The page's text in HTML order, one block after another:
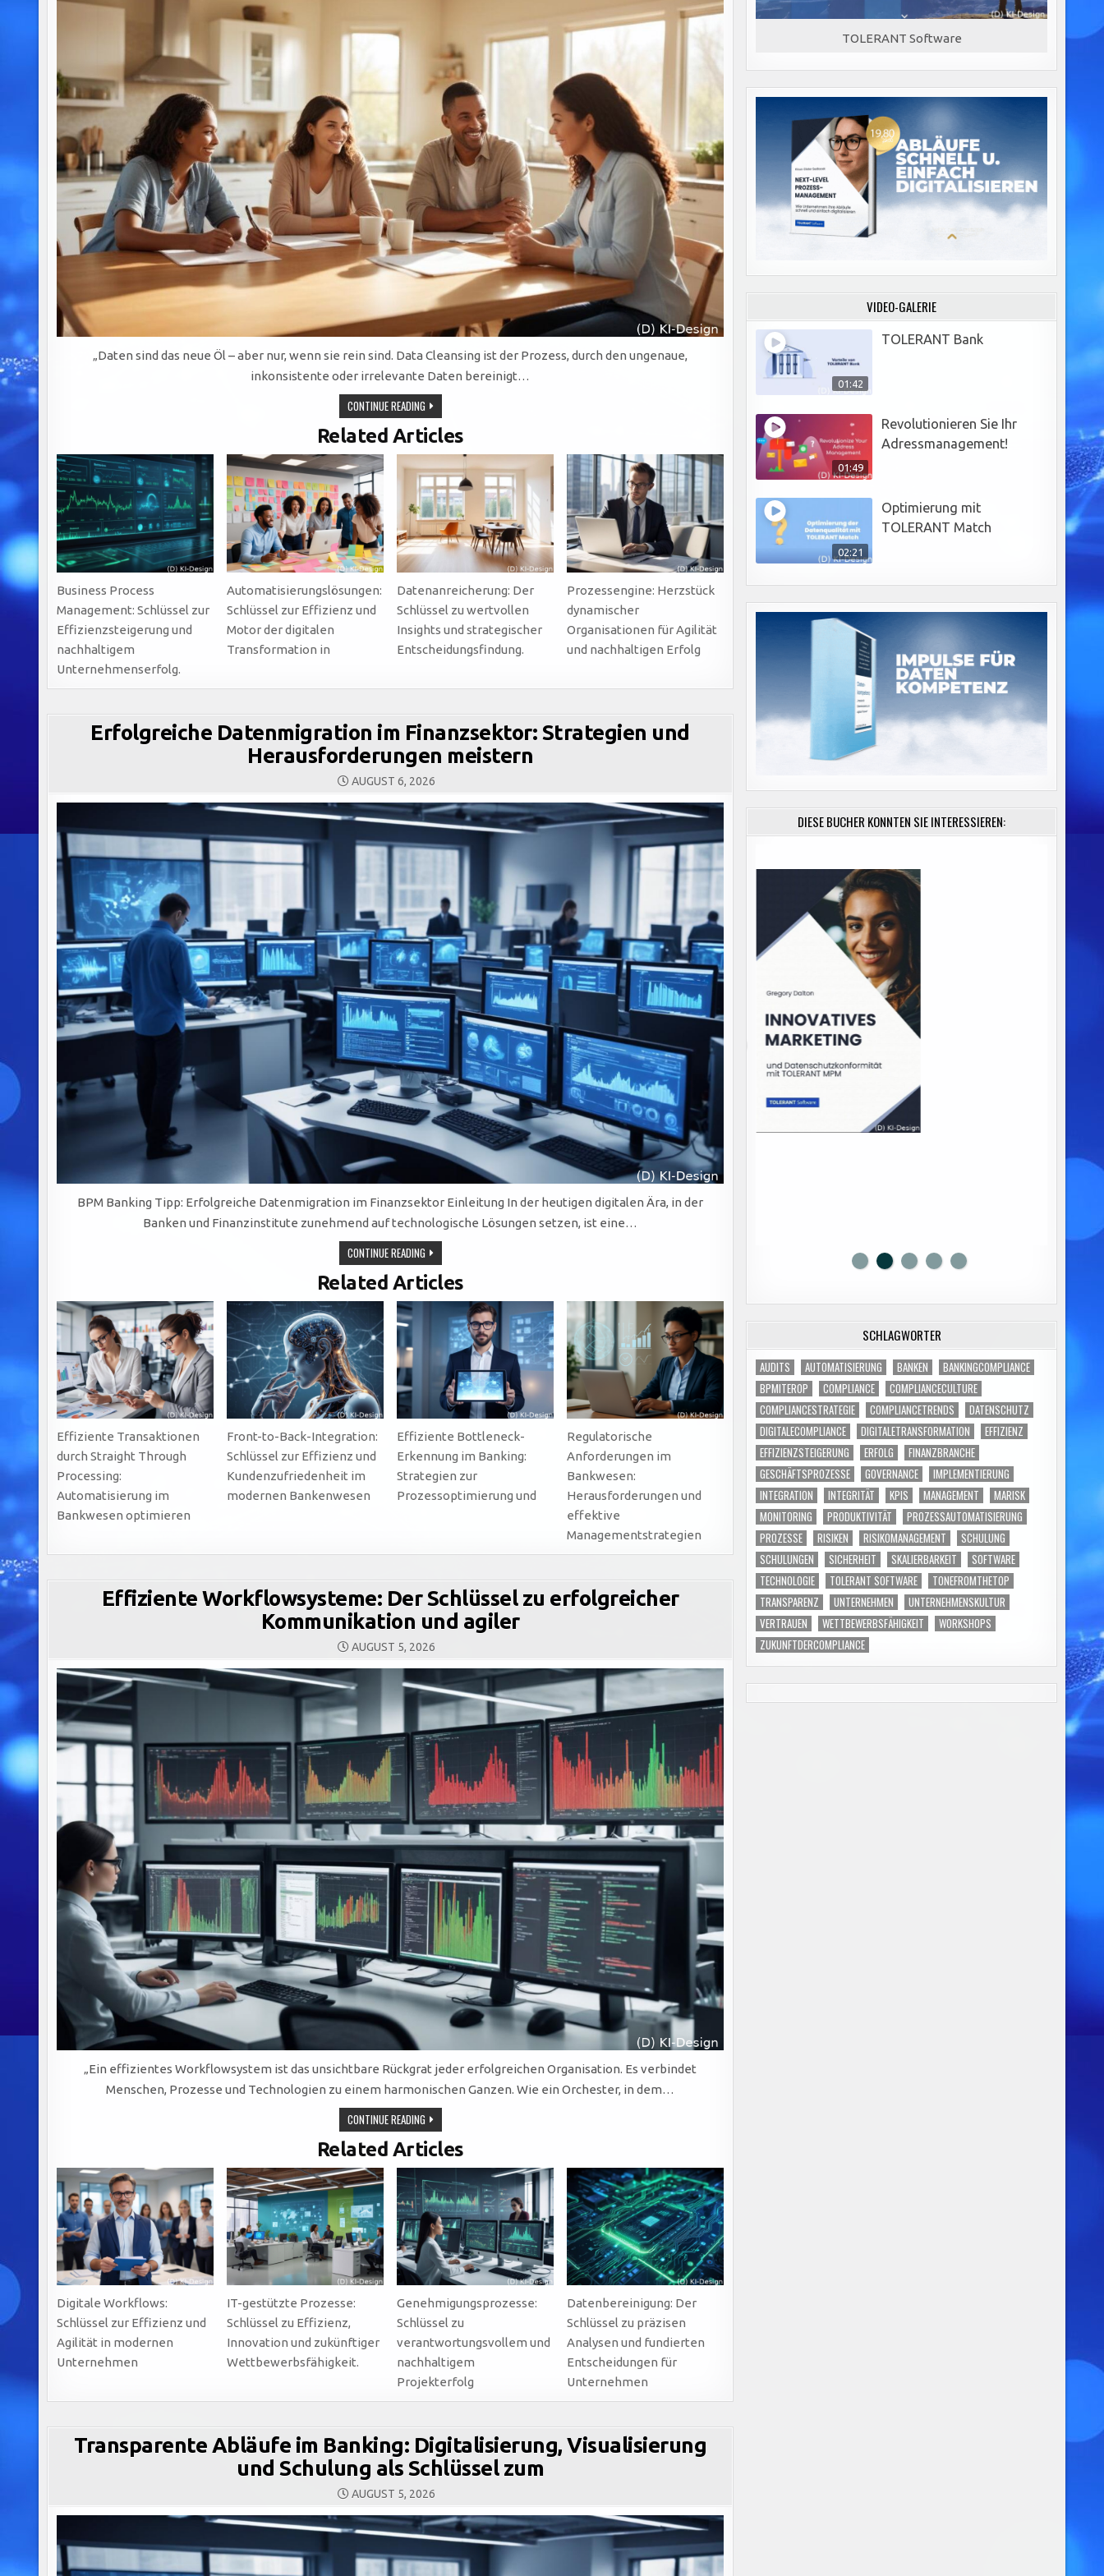
„Daten sind das neue Öl – aber nur, wenn sie rein sind. Data Cleansing ist der Prozess, durch den ungenaue,
inkonsistente oder irrelevante Daten bereinigt…
CONTINUE READINGDATA
CLEANSING:
DER
SCHLÜSSEL
ZUR
WERTSCHÖPFUNG
DURCH
PRÄZISE
UND
VERLÄSSLICHE
DATENQUALITÄT
Related Articles
Business Process
Management: Schlüssel zur
Effizienzsteigerung und
nachhaltigem
Unternehmenserfolg.
Automatisierungslösungen:
Schlüssel zur Effizienz und
Motor der digitalen
Transformation in
Datenanreicherung: Der
Schlüssel zu wertvollen
Insights und strategischer
Entscheidungsfindung.
Prozessengine: Herzstück
dynamischer
Organisationen für Agilität
und nachhaltigen Erfolg
Erfolgreiche Datenmigration im Finanzsektor: Strategien und
Herausforderungen meistern
AUGUST 6, 2026
BPM Banking Tipp: Erfolgreiche Datenmigration im Finanzsektor Einleitung In der heutigen digitalen Ära, in der
Banken und Finanzinstitute zunehmend auf technologische Lösungen setzen, ist eine…
CONTINUE READINGERFOLGREICHE
DATENMIGRATION
IM
FINANZSEKTOR:
STRATEGIEN
UND
HERAUSFORDERUNGEN
MEISTERN
Related Articles
Effiziente Transaktionen
durch Straight Through
Processing:
Automatisierung im
Bankwesen optimieren
Front-to-Back-Integration:
Schlüssel zur Effizienz und
Kundenzufriedenheit im
modernen Bankenwesen
Effiziente Bottleneck-
Erkennung im Banking:
Strategien zur
Prozessoptimierung und
Regulatorische
Anforderungen im
Bankwesen:
Herausforderungen und
effektive
Managementstrategien
Effiziente Workflowsysteme: Der Schlüssel zu erfolgreicher
Kommunikation und agiler
AUGUST 5, 2026
„Ein effizientes Workflowsystem ist das unsichtbare Rückgrat jeder erfolgreichen Organisation. Es verbindet
Menschen, Prozesse und Technologien zu einem harmonischen Ganzen. Wie ein Orchester, in dem…
CONTINUE READINGEFFIZIENTE
WORKFLOWSYSTEME:
DER
SCHLÜSSEL
ZU
ERFOLGREICHER
KOMMUNIKATION
UND
AGILER
Related Articles
Digitale Workflows:
Schlüssel zur Effizienz und
Agilität in modernen
Unternehmen
IT-gestützte Prozesse:
Schlüssel zu Effizienz,
Innovation und zukünftiger
Wettbewerbsfähigkeit.
Genehmigungsprozesse:
Schlüssel zu
verantwortungsvollem und
nachhaltigem
Projekterfolg
Datenbereinigung: Der
Schlüssel zu präzisen
Analysen und fundierten
Entscheidungen für
Unternehmen
Transparente Abläufe im Banking: Digitalisierung, Visualisierung
und Schulung als Schlüssel zum
AUGUST 5, 2026
TOLERANT Software
VIDEO-GALERIE
01:42
TOLERANT Bank
01:49
Revolutionieren Sie Ihr
Adressmanagement!
02:21
Optimierung mit
TOLERANT Match
DIESE BÜCHER KÖNNTEN SIE INTERESSIEREN:
SCHLAGWÖRTER
AUDITS AUTOMATISIERUNG BANKEN
BANKINGCOMPLIANCE
BPMITEROP
COMPLIANCE
COMPLIANCECULTURE
COMPLIANCESTRATEGIE
COMPLIANCETRENDS
DATENSCHUTZ
DIGITALECOMPLIANCE
DIGITALETRANSFORMATION
EFFIZIENZ
EFFIZIENZSTEIGERUNG
ERFOLG
FINANZBRANCHE
GESCHÄFTSPROZESSE
GOVERNANCE
IMPLEMENTIERUNG
INTEGRATION
INTEGRITÄT KPIS MANAGEMENT
MARISK
MONITORING
PRODUKTIVITÄT
PROZESSAUTOMATISIERUNG
PROZESSE
RISIKEN RISIKOMANAGEMENT
SCHULUNG
SCHULUNGEN
SICHERHEIT SKALIERBARKEIT
SOFTWARE
TECHNOLOGIE
TOLERANT SOFTWARE
TONEFROMTHETOP
TRANSPARENZ
UNTERNEHMEN
UNTERNEHMENSKULTUR
VERTRAUEN
WETTBEWERBSFÄHIGKEIT
WORKSHOPS
ZUKUNFTDERCOMPLIANCE